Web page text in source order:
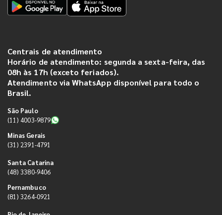
Centrais de atendimento
Horário de atendimento: segunda a sexta-feira, das
08h às 17h (exceto feriados).
Atendimento via WhatsApp disponível para todo o
Brasil.
São Paulo
(11) 4003-9879
Minas Gerais
(31) 2391-4791
Santa Catarina
(48) 3380-9406
Pernambuco
(81) 3264-0921